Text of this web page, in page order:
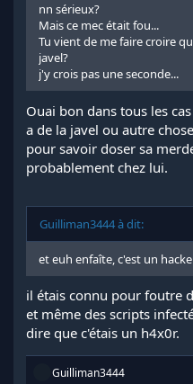
nn sérieux?
Mais ce mec était fou...
Tu vient de me faire croire
javel?
j'y crois pas une seconde...
Ouai bon dans tous les
a de la javel ou autre
pour savoir doser sa
probablement chez lui.
Guilliman3444 à dit:
et euh enfaîte, c'est un
il étais connu pour foutre
et même des scripts
dire que c'étais un h4x0r.
R
Guilliman3444